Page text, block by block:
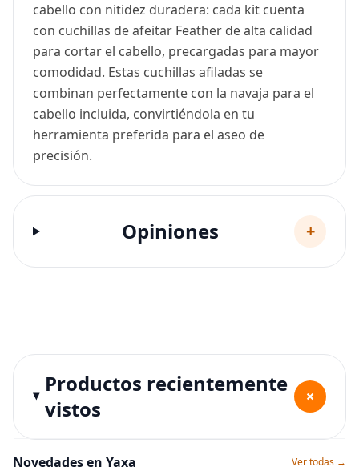
cabello con nitidez duradera: cada kit cuenta
con cuchillas de afeitar Feather de alta calidad
para cortar el cabello, precargadas para mayor
comodidad. Estas cuchillas afiladas se
combinan perfectamente con la navaja para el
cabello incluida, convirtiéndola en tu
herramienta preferida para el aseo de
precisión.
Opiniones +
Productos recientemente
vistos
+
Novedades en Yaxa Ver todas →